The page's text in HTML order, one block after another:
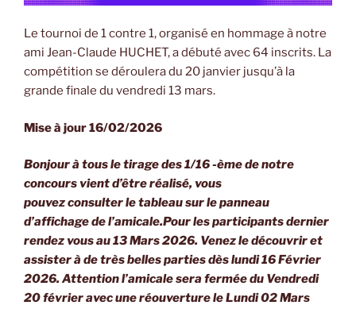
Le tournoi de 1 contre 1, organisé en hommage à notre
ami Jean-Claude HUCHET, a débuté avec 64 inscrits. La
compétition se déroulera du 20 janvier jusqu’à la
grande finale du vendredi 13 mars.
Mise à jour 16/02/2026
Bonjour à tous le tirage des 1/16 -ème de notre
concours vient d’être réalisé, vous
pouvez consulter le tableau sur le panneau
d’affichage de l’amicale.Pour les participants dernier
rendez vous au 13 Mars 2026. Venez le découvrir et
assister à de très belles parties dès lundi 16 Février
2026. Attention l’amicale sera fermée du Vendredi
20 février avec une réouverture le Lundi 02 Mars